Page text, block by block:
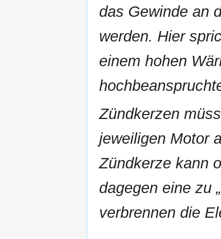
das Gewinde an
werden. Hier
einem hohen
Zündkerzen
jeweiligen Motor
Zündkerze kann
dagegen eine zu
verbrennen die